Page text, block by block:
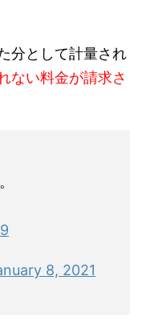
分として計量され
ない料金が請求さ
8, 2021